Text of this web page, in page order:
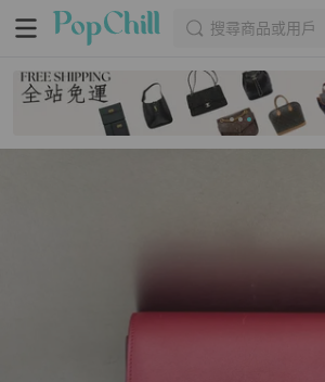
搜尋商品或用戶